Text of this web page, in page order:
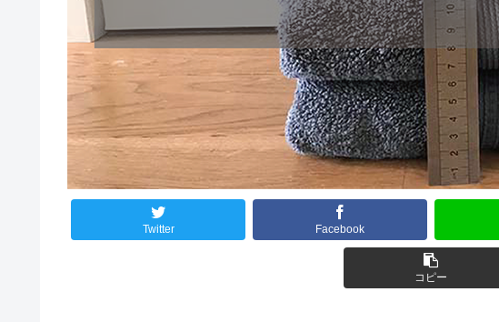
Twitter Facebook
コピー